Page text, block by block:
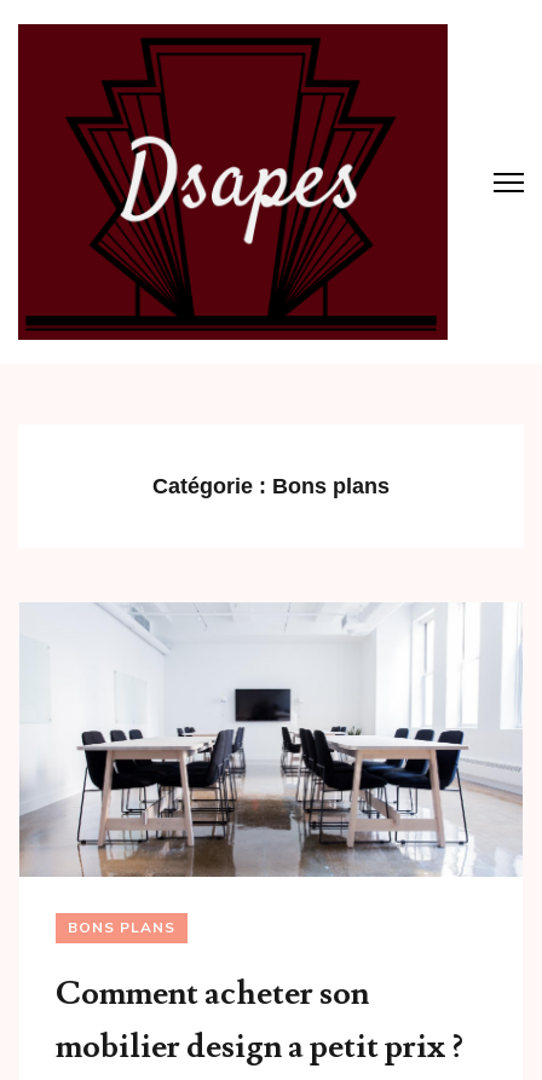
(Pressez
Catégorie : Bons plans
BONS PLANS
Comment acheter son
mobilier design a petit prix ?